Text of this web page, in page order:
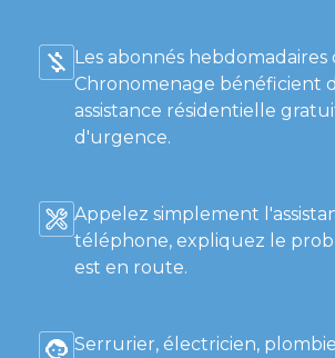
Les abonnés hebdomadaires
Chronomenage bénéficient
assistance résidentielle
d'urgence.
Appelez simplement
téléphone, expliquez le
est en route.
Serrurier, électricien,